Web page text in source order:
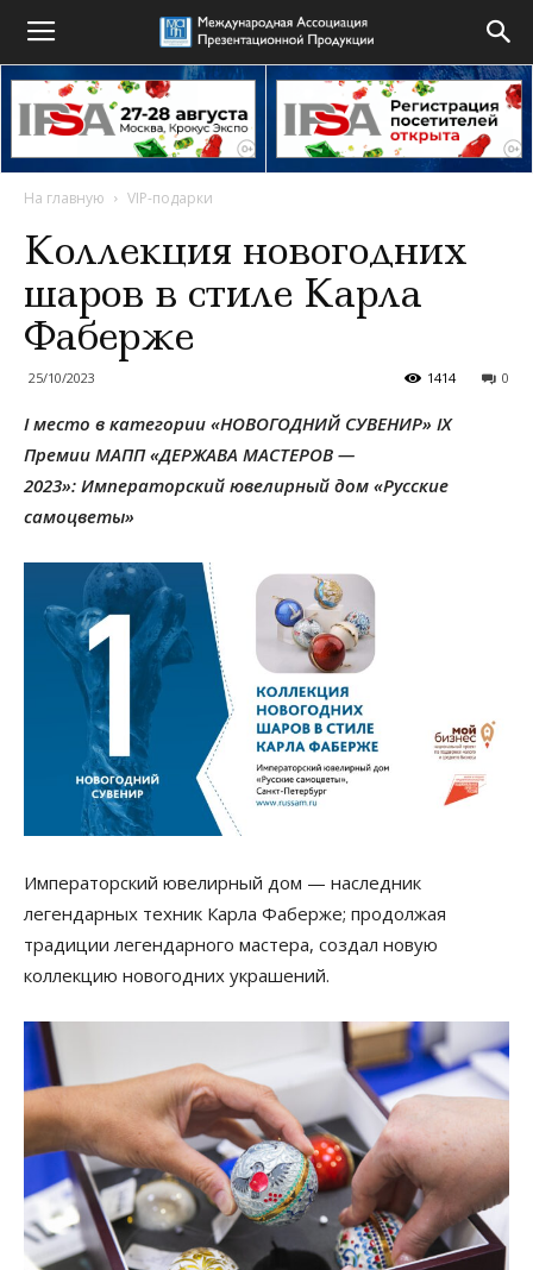
На главную VIP-подарки
Коллекция новогодних
шаров в стиле Карла
Фаберже
25/10/2023 0
1414
I место в категории «НОВОГОДНИЙ СУВЕНИР» IX
Премии МАПП «ДЕРЖАВА МАСТЕРОВ —
2023»: Императорский ювелирный дом «Русские
самоцветы»
Императорский ювелирный дом — наследник
легендарных техник Карла Фаберже; продолжая
традиции легендарного мастера, создал новую
коллекцию новогодних украшений.